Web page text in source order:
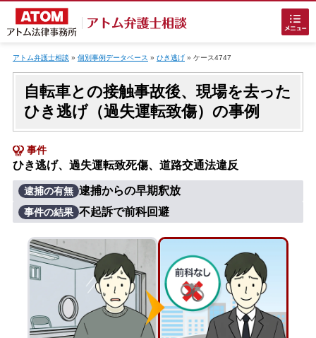
ホームに戻る
刑事事件でお困りの方
刑事事件の無料相談
接見・面会を弁護士に依頼
アトム弁護士相談 » 個別事例データベース » ひき逃げ» ケース4747
自転車との接触事故後、現場を去った
ひき逃げ（過失運転致傷）の事例
事件
ひき逃げ、過失運転致死傷、道路交通法違反
逮捕の有無 逮捕からの早期釈放
事件の結果 不起訴で前科回避